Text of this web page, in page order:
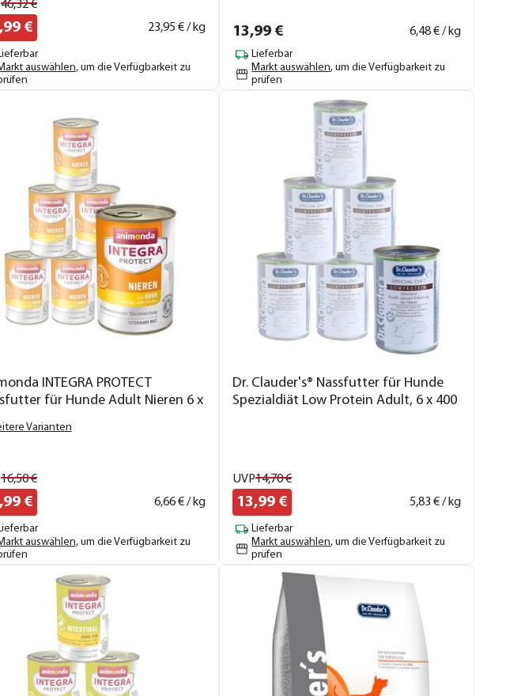
46,32€
99€ 23,95 € / kg
auswählen, um die Verfügbarkeit zu
13,99 € 6,48€ / kg
Lieferbar
Markt auswählen, um die Verfügbarkeit zu
prüfen
INTEGRA PROTECT
für Hunde Adult Nieren 6 x
Varianten
16,50€
99€ 6,66€ / kg
auswählen, um die Verfügbarkeit zu
Dr. Clauder's® Nassfutter für Hunde
Spezialdiät Low Protein Adult, 6 x 400
UVP14,70€
13,99 € 5,83 € / kg
Lieferbar
Markt auswählen, um die Verfügbarkeit zu
prüfen